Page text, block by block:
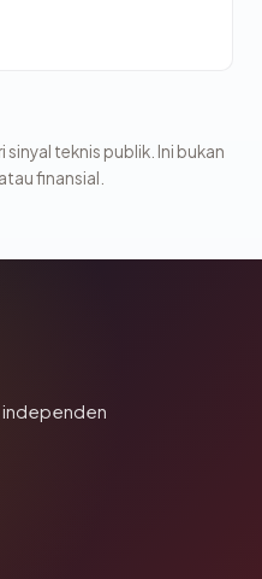
teknis publik. Ini bukan
finansial.
independen